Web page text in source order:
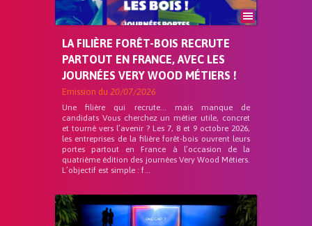
LA FILIÈRE FORÊT-BOIS RECRUTE
PARTOUT EN FRANCE, AVEC LES
JOURNÉES VERY WOOD MÉTIERS !
Emission du 20/07/2026
Une filière qui recrute… mais manque de
candidats Vous cherchez un métier utile, concret
et tourné vers l’avenir ? Les 7, 8 et 9 octobre 2026,
les entreprises de la filière forêt-bois ouvrent leurs
portes partout en France à l’occasion de la
quatrième édition des journées Very Wood Métiers.
L’objectif est simple : f...